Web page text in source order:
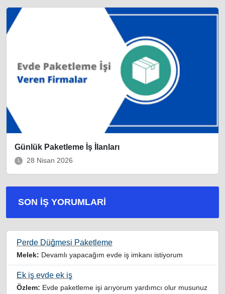
Günlük Paketleme İş İlanları
28 Nisan 2026
SON İŞ YORUMLARI
Perde Düğmesi Paketleme
Melek: Devamlı yapacağım evde iş imkanı istiyorum
Ek iş evde ek iş
Özlem: Evde paketleme işi arıyorum yardımcı olur musunuz